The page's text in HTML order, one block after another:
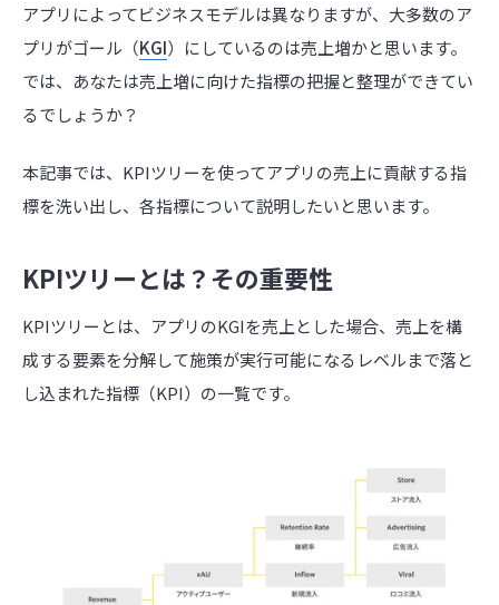
アプリによってビジネスモデルは異なりますが、大多数のア
プリがゴール（KGI）にしているのは売上増かと思います。
では、あなたは売上増に向けた指標の把握と整理ができてい
るでしょうか？
本記事では、KPIツリーを使ってアプリの売上に貢献する指
標を洗い出し、各指標について説明したいと思います。
KPIツリーとは？その重要性
KPIツリーとは、アプリのKGIを売上とした場合、売上を構
成する要素を分解して施策が実行可能になるレベルまで落と
し込まれた指標（KPI）の一覧です。